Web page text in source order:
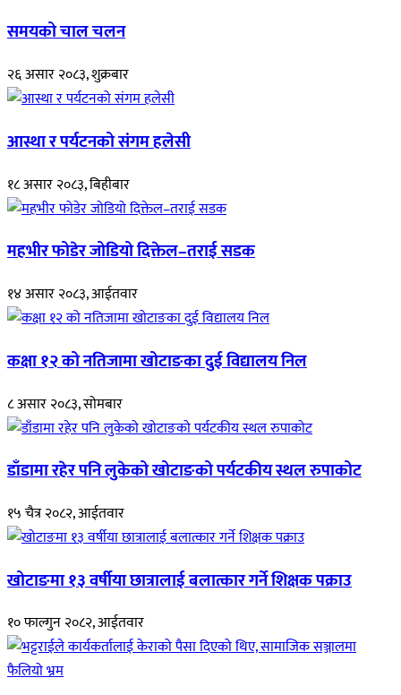
समयको चाल चलन
२६ असार २०८३, शुक्रबार
आस्था र पर्यटनको संगम हलेसी
१८ असार २०८३, बिहीबार
महभीर फोडेर जोडियो दिक्तेल–तराई सडक
१४ असार २०८३, आईतवार
कक्षा १२ को नतिजामा खोटाङका दुई विद्यालय निल
८ असार २०८३, सोमबार
डाँडामा रहेर पनि लुकेको खोटाङको पर्यटकीय स्थल रुपाकोट
१५ चैत्र २०८२, आईतवार
खोटाङमा १३ वर्षीया छात्रालाई बलात्कार गर्ने शिक्षक पक्राउ
१० फाल्गुन २०८२, आईतवार